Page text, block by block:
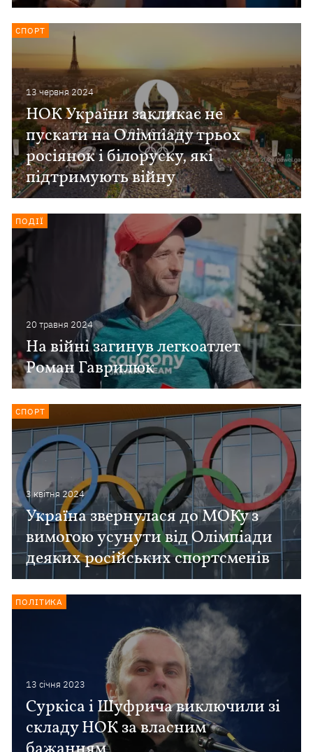
13 червня 2024
НОК України закликає не
пускати на Олімпіаду трьох
росіянок і білоруску, які
підтримують війну
СПОРТ
20 травня 2024
На війні загинув легкоатлет
Роман Гаврилюк
ПОДІЇ
3 квiтня 2024
Україна звернулася до МОКу з
вимогою усунути від Олімпіади
деяких російських спортсменів
СПОРТ
13 сiчня 2023
Суркіса і Шуфрича виключили зі
складу НОК за власним
ПОЛІТИКА